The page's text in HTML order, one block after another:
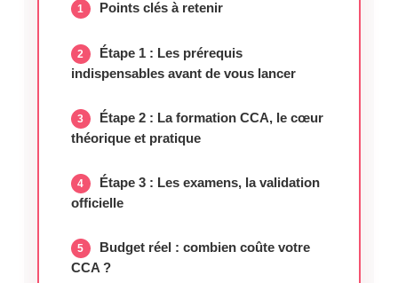
Points clés à retenir
Étape 1 : Les prérequis
indispensables avant de vous lancer
Étape 2 : La formation CCA, le cœur
théorique et pratique
Étape 3 : Les examens, la validation
officielle
Budget réel : combien coûte votre
CCA ?